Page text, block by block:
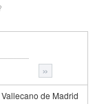
»
de Madrid